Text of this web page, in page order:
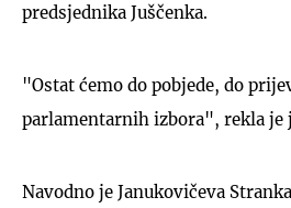
predsjednika Juščenka.
"Ostat ćemo do pobjede, do
parlamentarnih izbora", rekla je
Navodno je Janukovičeva